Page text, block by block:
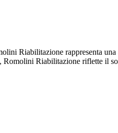
Riabilitazione rappresenta
Romolini Riabilitazione riflette il